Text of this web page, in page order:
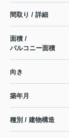
間取り / 詳細
面積 /
バルコニー面積
向き
築年月
種別 / 建物構造